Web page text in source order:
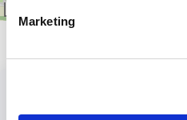
Marketing